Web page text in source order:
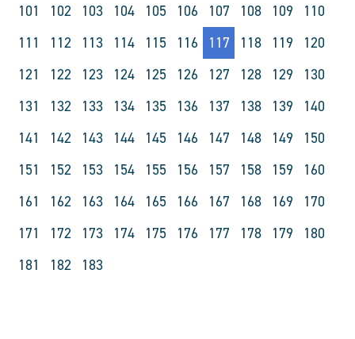
101
102 103 104 105 106 107 108 109
110
111
112 113 114 115 116 117 118 119
120
121
122 123 124 125 126 127 128 129
130
131
132 133 134 135 136 137 138 139
140
141
142 143 144 145 146 147 148 149
150
151
152 153 154 155 156 157 158 159
160
161
162 163 164 165 166 167 168 169
170
171
172 173 174 175 176 177 178 179
180
181
182 183